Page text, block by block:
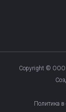
Copyright ©
Политика в